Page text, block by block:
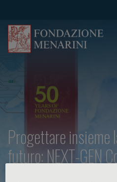
Progettare insieme
futuro: NEXT-GEN